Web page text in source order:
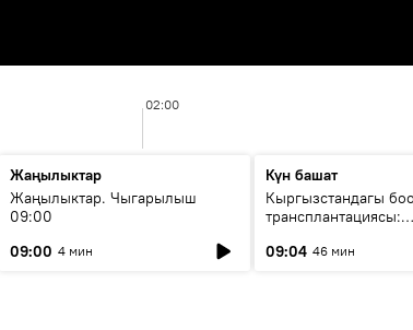
02:00
Жаңылыктар
Жаңылыктар. Чыгарылыш
09:00
09:00 4 мин
Күн башат
Кыргызстандагы
трансплантациясы:
келечеги
09:04 46 мин